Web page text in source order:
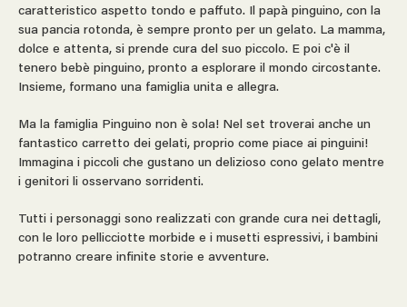
caratteristico aspetto tondo e paffuto. Il papà pinguino, con la
sua pancia rotonda, è sempre pronto per un gelato. La mamma,
dolce e attenta, si prende cura del suo piccolo. E poi c'è il
tenero bebè pinguino, pronto a esplorare il mondo circostante.
Insieme, formano una famiglia unita e allegra.
Ma la famiglia Pinguino non è sola! Nel set troverai anche un
fantastico carretto dei gelati, proprio come piace ai pinguini!
Immagina i piccoli che gustano un delizioso cono gelato mentre
i genitori li osservano sorridenti.
Tutti i personaggi sono realizzati con grande cura nei dettagli,
con le loro pellicciotte morbide e i musetti espressivi, i bambini
potranno creare infinite storie e avventure.